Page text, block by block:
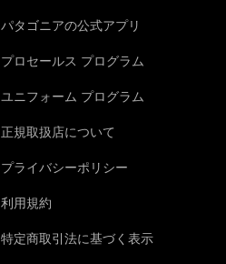
パタゴニアの公式アプリ
プロセールス プログラム
ユニフォーム プログラム
正規取扱店について
プライバシーポリシー
利用規約
特定商取引法に基づく表示